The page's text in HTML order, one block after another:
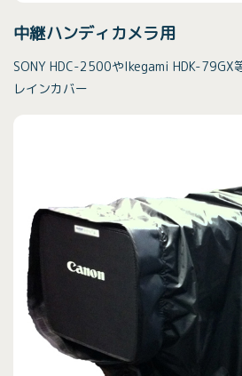
中継ハンディカメラ用
SONY HDC-2500やIkegami HDK-
レインカバー